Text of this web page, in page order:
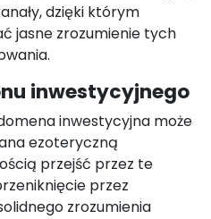
dzięki którym
jasne zrozumienie tych
inwestycyjnego
inwestycyjna może
ezoteryczną
przejść przez te
przez
zrozumienia